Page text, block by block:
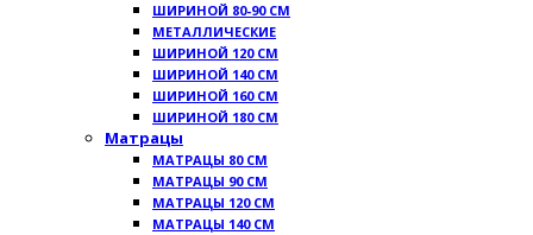
ШИРИНОЙ 80-90 СМ
МЕТАЛЛИЧЕСКИЕ
ШИРИНОЙ 120 СМ
ШИРИНОЙ 140 СМ
ШИРИНОЙ 160 СМ
ШИРИНОЙ 180 СМ
Матрацы
МАТРАЦЫ 80 СМ
МАТРАЦЫ 90 СМ
МАТРАЦЫ 120 СМ
МАТРАЦЫ 140 СМ